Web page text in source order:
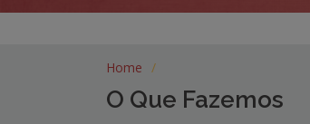
Home
O Que Fazemos